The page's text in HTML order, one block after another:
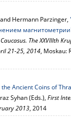
Hermann Parzinger,
The XXVIIIth
21-25, 2014, Moskau:
Ancient Coins of
Syhan (Eds.), First
2013, 2014